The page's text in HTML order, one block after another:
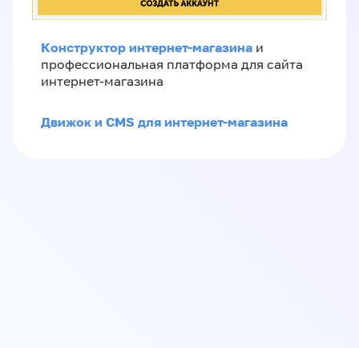
Конструктор интернет-магазина и
профессиональная платформа для сайта
интернет-магазина
Движок и CMS для интернет-магазина